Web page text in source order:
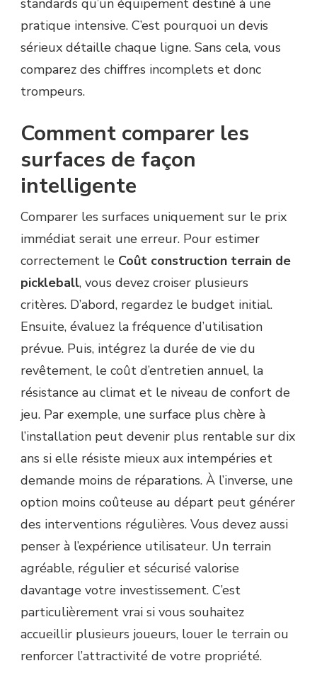
standards qu’un équipement destiné à une
pratique intensive. C’est pourquoi un devis
sérieux détaille chaque ligne. Sans cela, vous
comparez des chiffres incomplets et donc
trompeurs.
Comment comparer les
surfaces de façon
intelligente
Comparer les surfaces uniquement sur le prix
immédiat serait une erreur. Pour estimer
correctement le Coût construction terrain de
pickleball, vous devez croiser plusieurs
critères. D’abord, regardez le budget initial.
Ensuite, évaluez la fréquence d’utilisation
prévue. Puis, intégrez la durée de vie du
revêtement, le coût d’entretien annuel, la
résistance au climat et le niveau de confort de
jeu. Par exemple, une surface plus chère à
l’installation peut devenir plus rentable sur dix
ans si elle résiste mieux aux intempéries et
demande moins de réparations. À l’inverse, une
option moins coûteuse au départ peut générer
des interventions régulières. Vous devez aussi
penser à l’expérience utilisateur. Un terrain
agréable, régulier et sécurisé valorise
davantage votre investissement. C’est
particulièrement vrai si vous souhaitez
accueillir plusieurs joueurs, louer le terrain ou
renforcer l’attractivité de votre propriété.